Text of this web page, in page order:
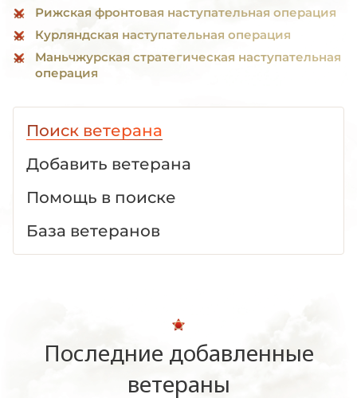
Рижская фронтовая наступательная операция
Курляндская наступательная операция
Маньчжурская стратегическая наступательная
операция
Поиск ветерана
Добавить ветерана
Помощь в поиске
База ветеранов
Последние добавленные
ветераны